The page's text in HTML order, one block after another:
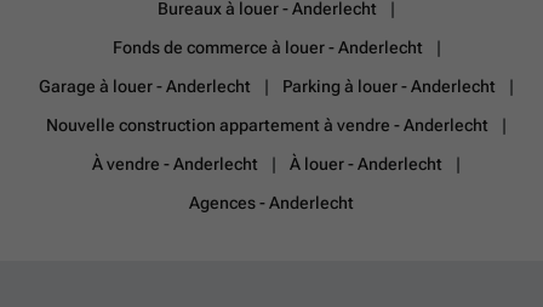
Bureaux à louer - Anderlecht
Fonds de commerce à louer - Anderlecht
Garage à louer - Anderlecht
Parking à louer - Anderlecht
Nouvelle construction appartement à vendre - Anderlecht
À vendre - Anderlecht
À louer - Anderlecht
Agences - Anderlecht